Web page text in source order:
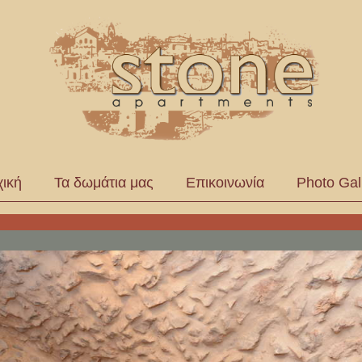
Τα δωμάτια μας Επικοινωνία Photo